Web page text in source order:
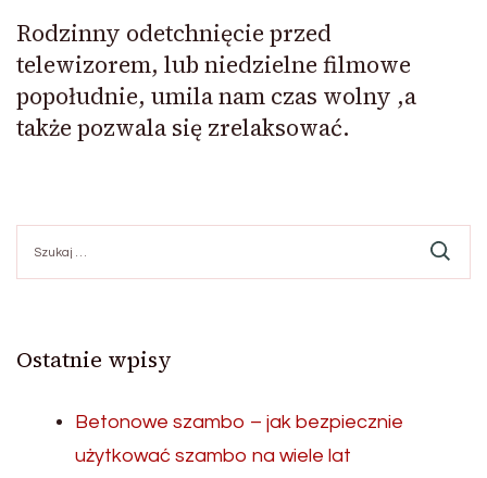
Rodzinny odetchnięcie przed
telewizorem, lub niedzielne filmowe
popołudnie, umila nam czas wolny ,a
także pozwala się zrelaksować.
Ostatnie wpisy
Betonowe szambo – jak bezpiecznie
użytkować szambo na wiele lat